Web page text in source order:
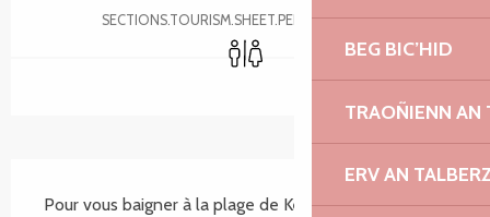
BEG BIC’HID
TRAOÑIENN AN
ERV AN
SECTIONS.TOURISM.SHEET.PERIODS.DETAILS
Toilettes
SECTIONS.TOURISM.SHEET.DESCRIPTION
Pour vous baigner à la plage de Keryvon, vous serez